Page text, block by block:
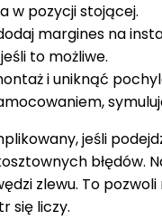
w pozycji stojącej.
margines na
to możliwe.
i uniknąć
jeśli
błędów.
zlewu. To
się liczy.